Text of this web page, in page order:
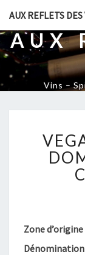
AUX REFLETS
AUX
Vins –
Zone d’origine
Dénomination